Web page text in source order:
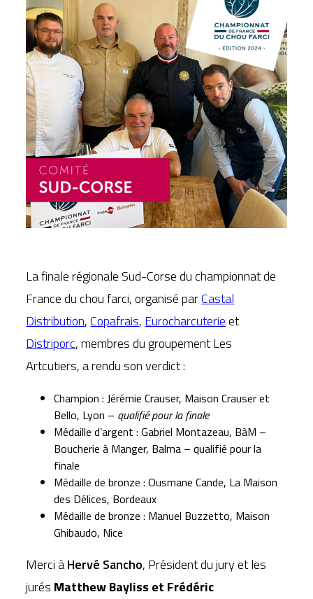
La finale régionale Sud-Corse du championnat de
France du chou farci, organisé parCastal
Distribution,Copafrais, Eurocharcuterieet
Distriporc, membres du groupement Les
Artcutiers, a rendu son verdict :
Champion : Jérémie Crauser, Maison Crauser et
Bello, Lyon – qualifié pour la finale
Médaille d’argent : Gabriel Montazeau, BàM –
Boucherie à Manger, Balma – qualifié pour la
finale
Médaille de bronze :Ousmane Cande, La Maison
des Délices, Bordeaux
Médaille de bronze : Manuel Buzzetto, Maison
Ghibaudo, Nice
Merci àHervé Sancho, Président du jury et les
jurés Matthew Bayliss et Frédéric